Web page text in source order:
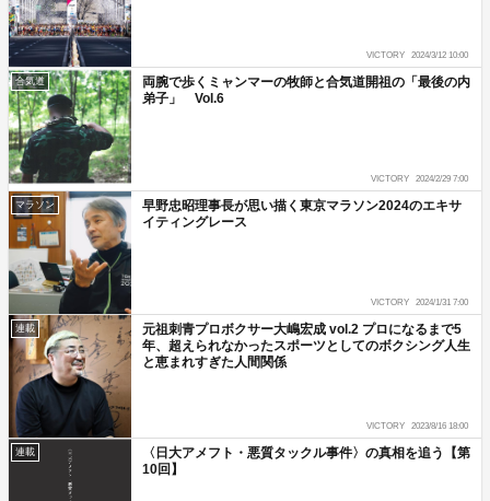
VICTORY 2024/3/12 10:00
合気道
両腕で歩くミャンマーの牧師と合気道開祖の「最後の内
弟子」 Vol.6
VICTORY 2024/2/29 7:00
マラソン
早野忠昭理事長が思い描く東京マラソン2024のエキサ
イティングレース
VICTORY 2024/1/31 7:00
連載
元祖刺青プロボクサー大嶋宏成 vol.2 プロになるまで5
年、超えられなかったスポーツとしてのボクシング人生
と恵まれすぎた人間関係
VICTORY 2023/8/16 18:00
連載
〈日大アメフト・悪質タックル事件〉の真相を追う【第
10回】